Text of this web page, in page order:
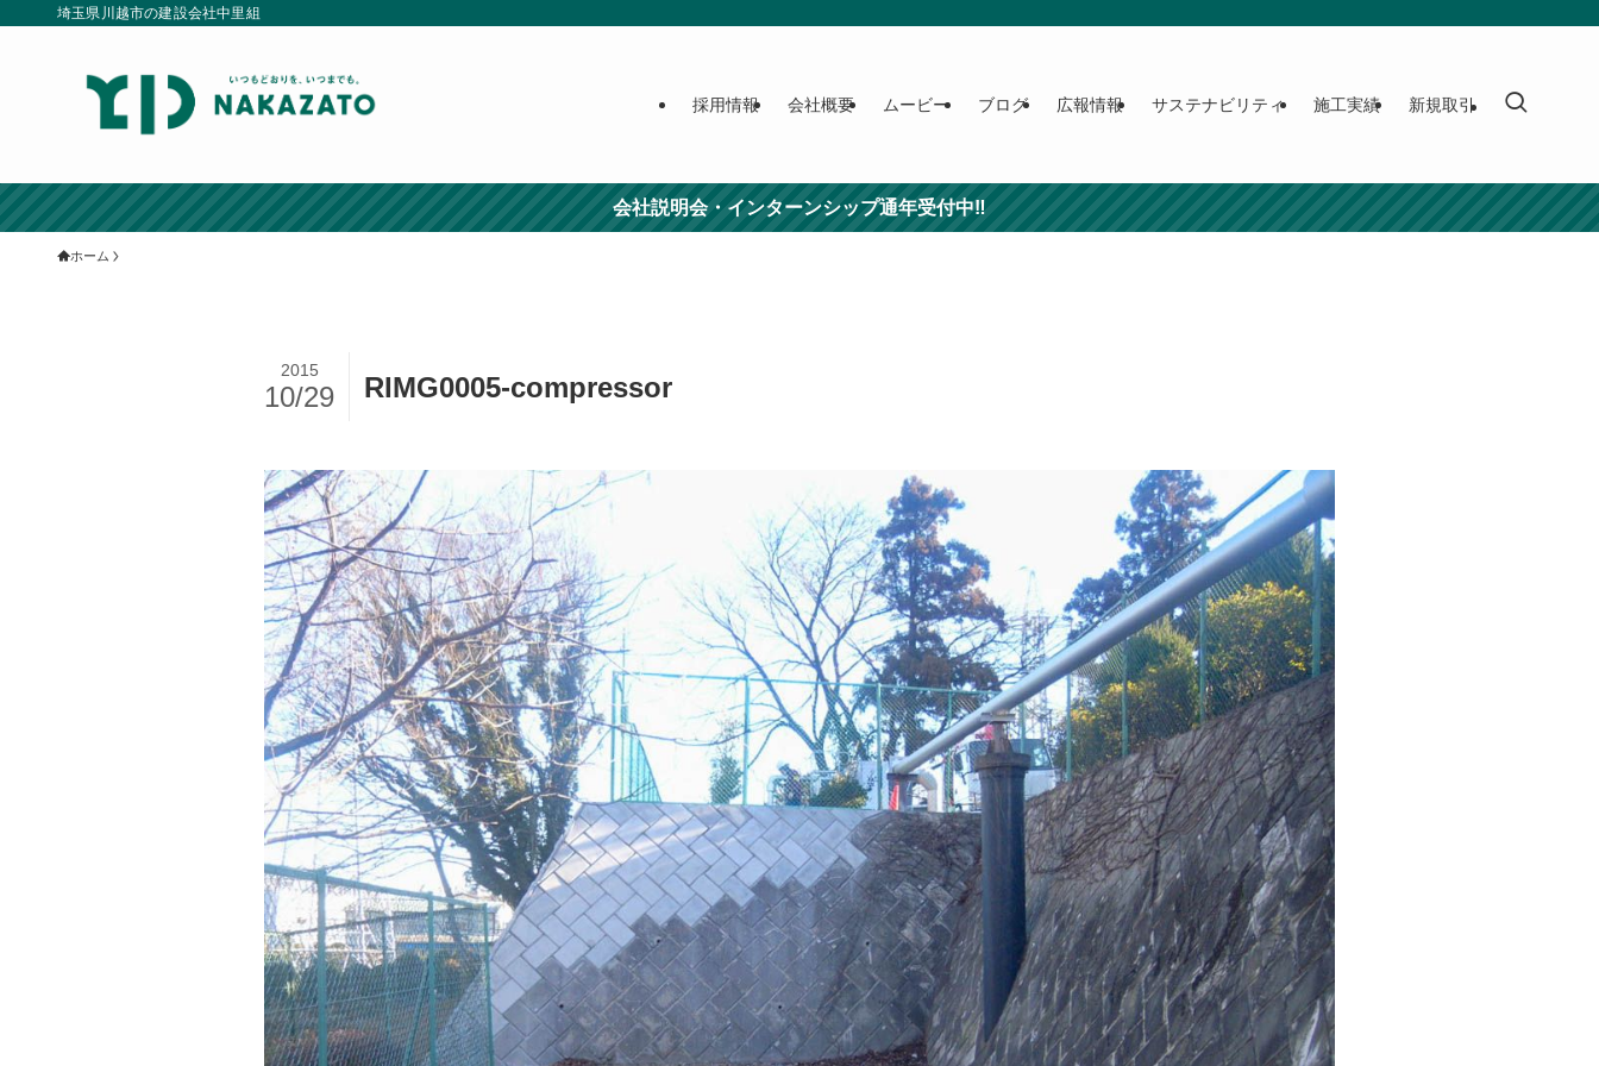
埼玉県川越市の建設会社中里組
採用情報 会社概要 ムービー ブログ 広報情報 サステナビリティ 施工実績 新規取引
会社説明会・インターンシップ通年受付中‼
ホーム
RIMG0005-compressor
2015
10/29